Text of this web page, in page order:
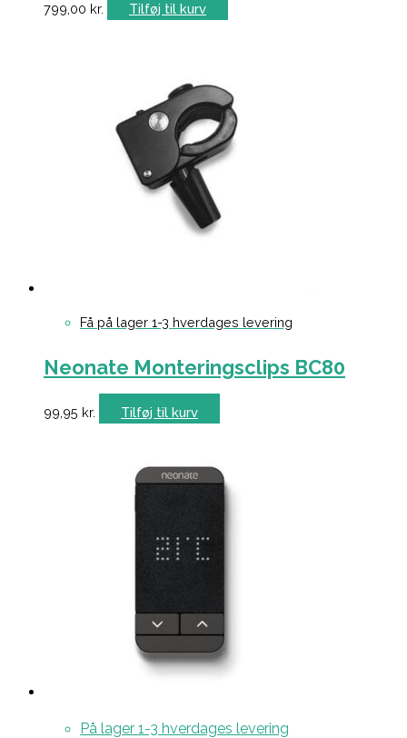
799,00 kr. Tilføj til kurv
Få på lager 1-3 hverdages levering
Neonate Monteringsclips BC80
99,95 kr. Tilføj til kurv
På lager 1-3 hverdages levering